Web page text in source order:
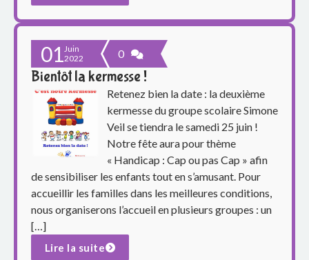
t
01 Juin
2022
0
Bientôt la kermesse !
Retenez bien la date : la deuxième
kermesse du groupe scolaire Simone
Veil se tiendra le samedi 25 juin !
Notre fête aura pour thème
« Handicap : Cap ou pas Cap » afin
de sensibiliser les enfants tout en s’amusant. Pour
accueillir les familles dans les meilleures conditions,
nous organiserons l’accueil en plusieurs groupes : un
[…]
Lire la suite